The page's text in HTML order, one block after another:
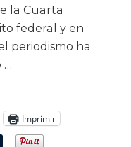
la Cuarta
federal y en
periodismo ha
…
Imprimir